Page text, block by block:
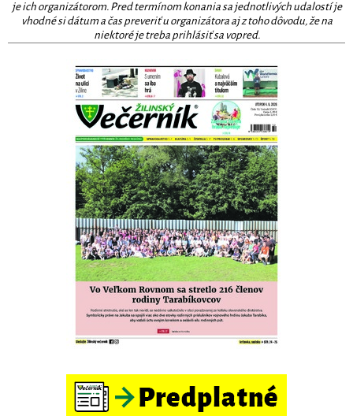
je ich organizátorom. Pred termínom konania sa jednotlivých udalostí je
vhodné si dátum a čas preveriť u organizátora aj z toho dôvodu, že na
niektoré je treba prihlásiť sa vopred.